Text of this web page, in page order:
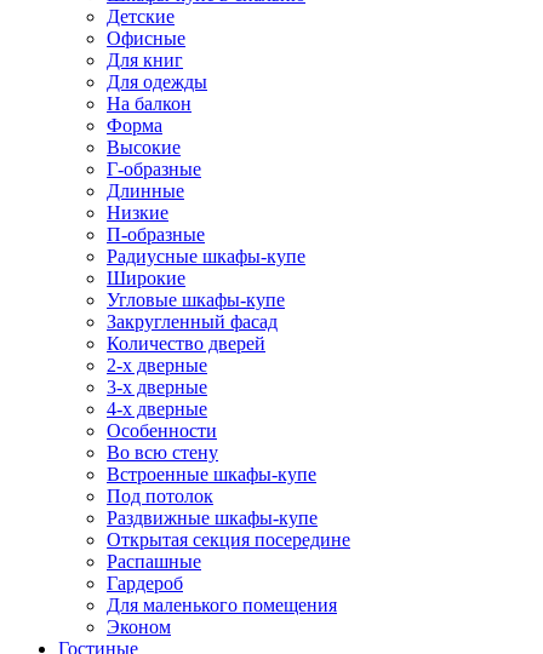
Детские
Офисные
Для книг
Для одежды
На балкон
Форма
Высокие
Г-образные
Длинные
Низкие
П-образные
Радиусные шкафы-купе
Широкие
Угловые шкафы-купе
Закругленный фасад
Количество дверей
2-х дверные
3-х дверные
4-х дверные
Особенности
Во всю стену
Встроенные шкафы-купе
Под потолок
Раздвижные шкафы-купе
Открытая секция посередине
Распашные
Гардероб
Для маленького помещения
Эконом
Гостиные